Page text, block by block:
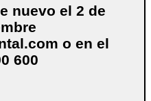
nuevo el 2 de
o en el
600